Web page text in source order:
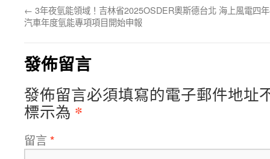
← 3年夜氫能領域！吉林省2025OSDER奧斯德台北
汽車年度氫能專項項目開始申報
海上風電四
發佈留言
發佈留言必須填寫的電子郵件地址
標示為 *
留言 *